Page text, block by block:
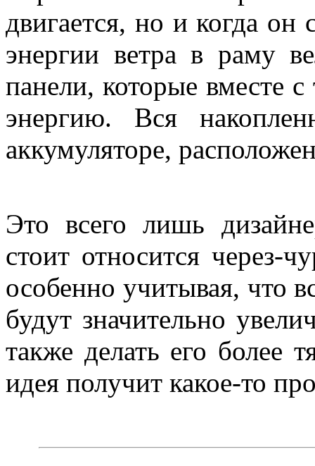
двигается, но и когда
энергии ветра в раму
панели, которые вместе
энергию. Вся
аккумуляторе,
Это всего лишь
стоит относится через-
особенно учитывая, что
будут значительно
также делать его более
идея получит какое-то